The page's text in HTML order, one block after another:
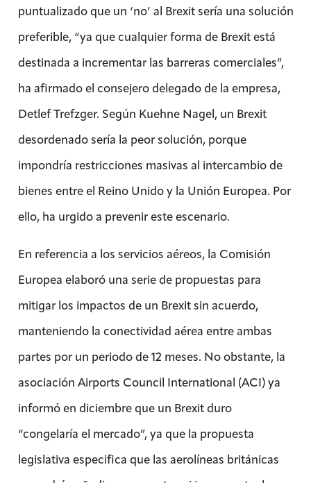
puntualizado que un ‘no’ al Brexit sería una solución
preferible, “ya que cualquier forma de Brexit está
destinada a incrementar las barreras comerciales”,
ha afirmado el consejero delegado de la empresa,
Detlef Trefzger. Según Kuehne Nagel, un Brexit
desordenado sería la peor solución, porque
impondría restricciones masivas al intercambio de
bienes entre el Reino Unido y la Unión Europea. Por
ello, ha urgido a prevenir este escenario.
En referencia a los servicios aéreos, la Comisión
Europea elaboró una serie de propuestas para
mitigar los impactos de un Brexit sin acuerdo,
manteniendo la conectividad aérea entre ambas
partes por un periodo de 12 meses. No obstante, la
asociación Airports Council International (ACI) ya
informó en diciembre que un Brexit duro
“congelaría el mercado”, ya que la propuesta
legislativa especifica que las aerolíneas británicas